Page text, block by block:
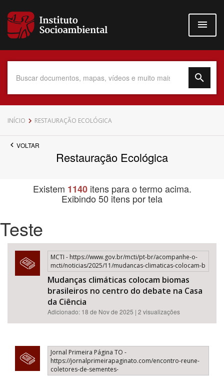
para
conteúdo
Data do Documento
Tema
Área Protegida
INÍCIO RESTAURAÇÃO ECOLÓGICA
VOLTAR
Restauração Ecológica
Existem 1140itens para o termo acima.
Exibindo 50 itens por tela
Teste
MCTI - https://www.gov.br/mcti/pt-br/acompanhe-o-
mcti/noticias/2025/11/mudancas-climaticas-colocam-b
Mudanças climáticas colocam biomas
brasileiros no centro do debate na Casa
da Ciência
Adicionado: 18 de Nov de 2025 | 2 visualizações
Jornal Primeira Página TO -
https://jornalprimeirapaginato.com/encontro-reune-
coletores-de-sementes-